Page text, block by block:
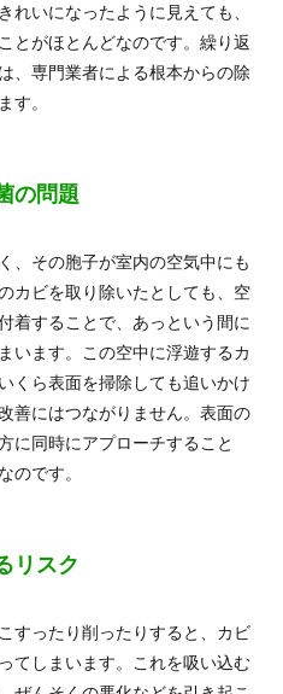
れいになったように見えても、
とがほとんどなのです。繰り返
、専門業者による根本からの除
す。
の問題
、その胞子が室内の空気中にも
カビを取り除いたとしても、空
着することで、あっという間に
います。この空中に浮遊するカ
くら表面を掃除しても追いかけ
善にはつながりません。表面の
に同時にアプローチすること
のです。
リスク
すったり削ったりすると、カビ
てしまいます。これを吸い込む